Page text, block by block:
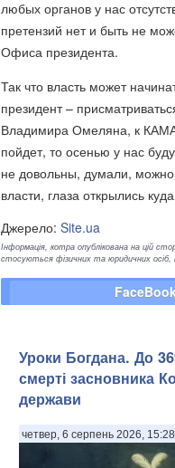
любых органов у нас
претензий нет и быть не
Офиса президента.
Так что власть может
президент –
Владимира Омеляна, к
пойдет, то осенью у нас
не довольны, думали,
власти, глаза открылись
Джерело: Site.ua
Інформація, котра опублікована на цій
стосуються фізичних та юридичних осіб,
Уроки Богдана. До
смерті засновника
держави
четвер, 6 серпень 2026, 15:28